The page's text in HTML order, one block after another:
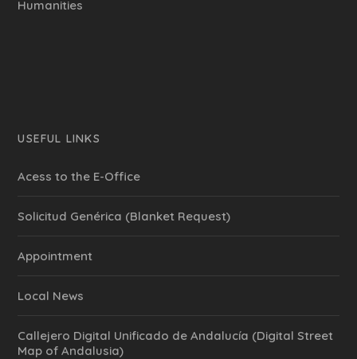
Humanities
USEFUL LINKS
Acess to the E-Office
Solicitud Genérica (Blanket Request)
Appointment
Local News
Callejero Digital Unificado de Andalucía (Digital Street
Map of Andalusia)